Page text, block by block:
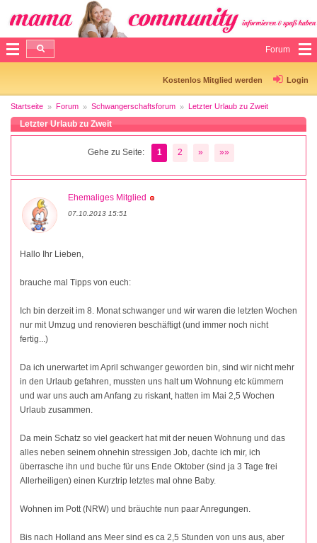
Forum
Kostenlos Mitglied werden Login
Startseite Forum Schwangerschaftsforum Letzter Urlaub zu Zweit
Letzter Urlaub zu Zweit
Gehe zu Seite: 1 2 » »»
Ehemaliges Mitglied
07.10.2013 15:51
Hallo Ihr Lieben,
brauche mal Tipps von euch:
Ich bin derzeit im 8. Monat schwanger und wir waren die letzten Wochen
nur mit Umzug und renovieren beschäftigt (und immer noch nicht
fertig...)
Da ich unerwartet im April schwanger geworden bin, sind wir nicht mehr
in den Urlaub gefahren, mussten uns halt um Wohnung etc kümmern
und war uns auch am Anfang zu riskant, hatten im Mai 2,5 Wochen
Urlaub zusammen.
Da mein Schatz so viel geackert hat mit der neuen Wohnung und das
alles neben seinem ohnehin stressigen Job, dachte ich mir, ich
überrasche ihn und buche für uns Ende Oktober (sind ja 3 Tage frei
Allerheiligen) einen Kurztrip letztes mal ohne Baby.
Wohnen im Pott (NRW) und bräuchte nun paar Anregungen.
Bis nach Holland ans Meer sind es ca 2,5 Stunden von uns aus, aber